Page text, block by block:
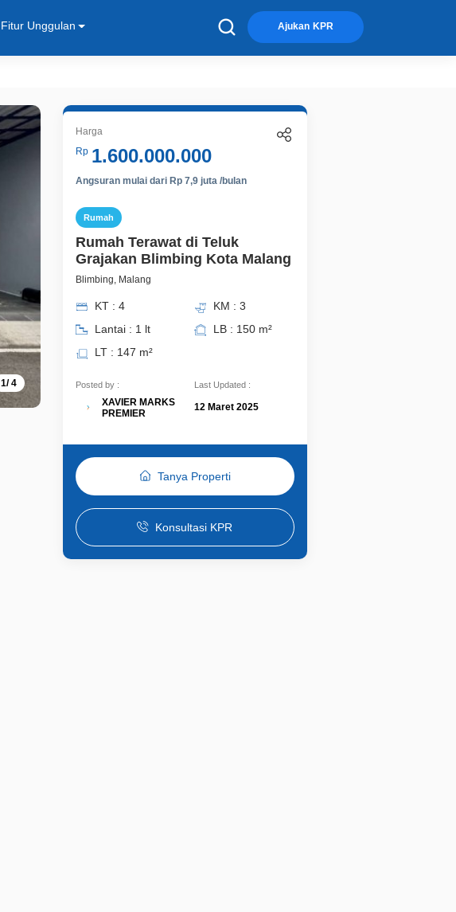
Fitur Unggulan Ajukan KPR
1/4
Harga
Rp 1.600.000.000
Angsuran mulai dari Rp 7,9 juta /bulan
Rumah
Rumah Terawat di Teluk
Grajakan Blimbing Kota Malang
Blimbing, Malang
KT : 4
KM : 3
Lantai : 1 lt
LB : 150 m²
LT : 147 m²
Posted by :
XAVIER MARKS
PREMIER
Last Updated :
12 Maret 2025
Tanya Properti
Konsultasi KPR